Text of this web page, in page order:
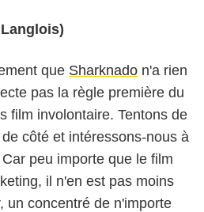
que Sharknado n'a rien
pas la règle première du
film involontaire. Tentons de
côté et intéressons-nous à
peu importe que le film
il n'en est pas moins
un concentré de n'importe